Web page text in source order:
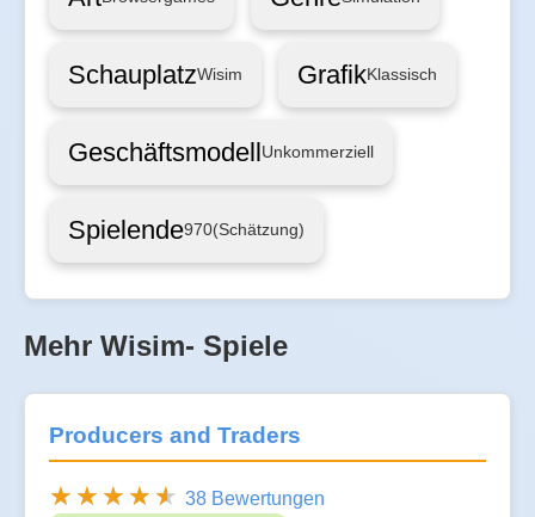
SchauplatzWisim GrafikKlassisch
GeschäftsmodellUnkommerziell
Spielende970(Schätzung)
Mehr Wisim- Spiele
Producers and Traders
38 Bewertungen